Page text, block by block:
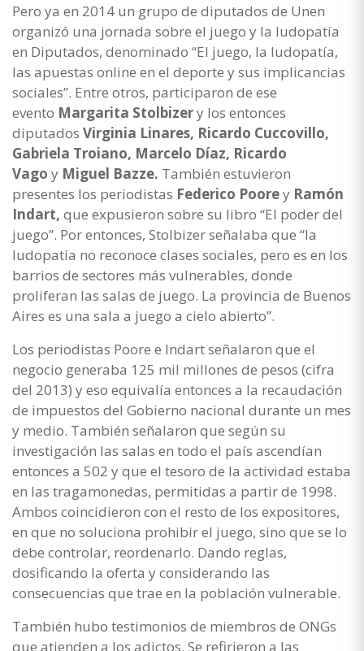
Pero ya en 2014 un grupo de diputados de Unen
organizó una jornada sobre el juego y la ludopatía
en Diputados, denominado “El juego, la ludopatía,
las apuestas online en el deporte y sus implicancias
sociales”. Entre otros, participaron de ese
evento Margarita Stolbizery los entonces
diputados Virginia Linares, Ricardo Cuccovillo,
Gabriela Troiano, Marcelo Díaz, Ricardo
Vago y Miguel Bazze. También estuvieron
presentes los periodistas Federico Poorey Ramón
Indart, que expusieron sobre su libro “El poder del
juego”. Por entonces, Stolbizer señalaba que “la
ludopatía no reconoce clases sociales, pero es en los
barrios de sectores más vulnerables, donde
proliferan las salas de juego. La provincia de Buenos
Aires es una sala a juego a cielo abierto”.
Los periodistas Poore e Indart señalaron que el
negocio generaba 125 mil millones de pesos (cifra
del 2013) y eso equivalía entonces a la recaudación
de impuestos del Gobierno nacional durante un mes
y medio. También señalaron que según su
investigación las salas en todo el país ascendían
entonces a 502 y que el tesoro de la actividad estaba
en las tragamonedas, permitidas a partir de 1998.
Ambos coincidieron con el resto de los expositores,
en que no soluciona prohibir el juego, sino que se lo
debe controlar, reordenarlo. Dando reglas,
dosificando la oferta y considerando las
consecuencias que trae en la población vulnerable.
También hubo testimonios de miembros de ONGs
que atienden a los adictos. Se refirieron a las